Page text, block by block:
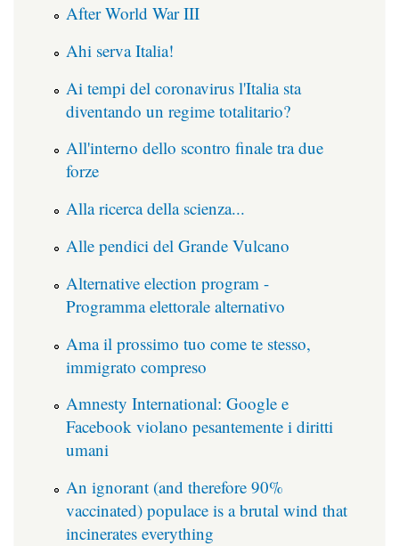
After World War III
Ahi serva Italia!
Ai tempi del coronavirus l'Italia sta
diventando un regime totalitario?
All'interno dello scontro finale tra due
forze
Alla ricerca della scienza...
Alle pendici del Grande Vulcano
Alternative election program -
Programma elettorale alternativo
Ama il prossimo tuo come te stesso,
immigrato compreso
Amnesty International: Google e
Facebook violano pesantemente i diritti
umani
An ignorant (and therefore 90%
vaccinated) populace is a brutal wind that
incinerates everything